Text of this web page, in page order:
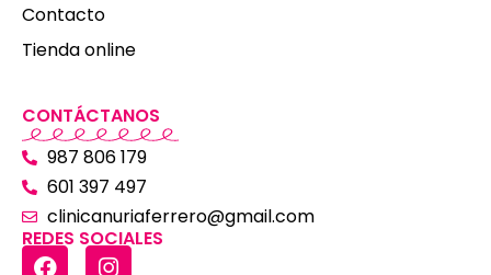
Contacto
Tienda online
CONTÁCTANOS
987 806 179
601 397 497
clinicanuriaferrero@gmail.com
REDES SOCIALES